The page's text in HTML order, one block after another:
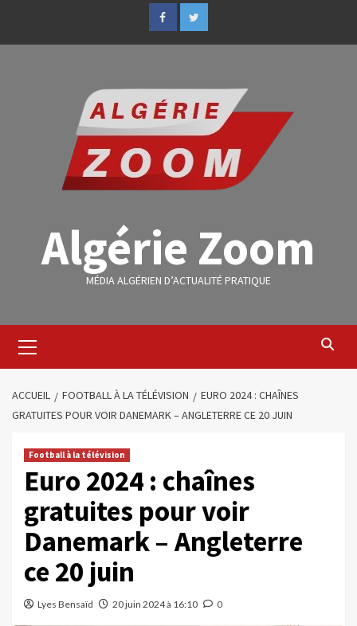
Algérie Zoom
MÉDIA ALGÉRIEN D’ACTUALITÉ PRATIQUE
ACCUEIL FOOTBALL À LA TÉLÉVISION
EURO 2024 : CHAÎNES
GRATUITES POUR VOIR DANEMARK – ANGLETERRE CE 20 JUIN
Football à la télévision
Euro 2024 : chaînes
gratuites pour voir
Danemark – Angleterre
ce 20 juin
Lyes Bensaïd 20 juin 2024 à 16:10 0